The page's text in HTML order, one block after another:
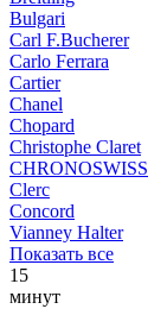
Bulgari
Carl F.Bucherer
Carlo Ferrara
Cartier
Chanel
Chopard
Christophe Claret
CHRONOSWISS
Clerc
Concord
Vianney Halter
Показать все
15
минут